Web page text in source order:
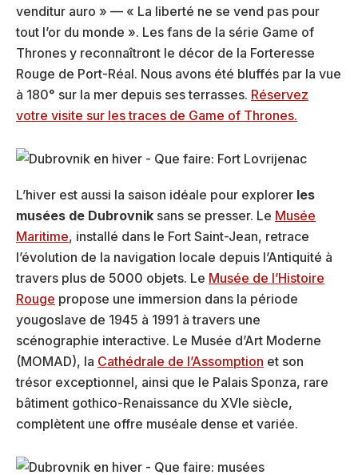
venditur auro » — « La liberté ne se vend pas pour
tout l’or du monde ». Les fans de la série Game of
Thrones y reconnaîtront le décor de la Forteresse
Rouge de Port-Réal. Nous avons été bluffés par la vue
à 180° sur la mer depuis ses terrasses. Réservez
votre visite sur les traces de Game of Thrones.
L’hiver est aussi la saison idéale pour explorer les
musées de Dubrovnik sans se presser. Le Musée
Maritime, installé dans le Fort Saint-Jean, retrace
l’évolution de la navigation locale depuis l’Antiquité à
travers plus de 5000 objets. Le Musée de l’Histoire
Rouge propose une immersion dans la période
yougoslave de 1945 à 1991 à travers une
scénographie interactive. Le Musée d’Art Moderne
(MOMAD), la Cathédrale de l’Assomption et son
trésor exceptionnel, ainsi que le Palais Sponza, rare
bâtiment gothico-Renaissance du XVIe siècle,
complètent une offre muséale dense et variée.